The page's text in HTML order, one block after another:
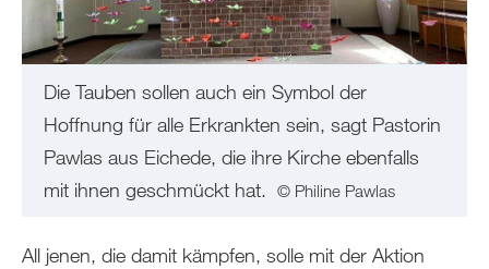
Die Tauben sollen auch ein Symbol der
Hoffnung für alle Erkrankten sein, sagt Pastorin
Pawlas aus Eichede, die ihre Kirche ebenfalls
mit ihnen geschmückt hat.
© Philine Pawlas
All jenen, die damit kämpfen, solle mit der Aktion